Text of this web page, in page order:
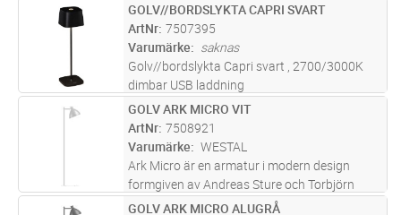
ST Lägg i kundvagn
GOLV//BORDSLYKTA CAPRI SVART
ArtNr 7507395
Varumärke
saknas
Golv//bordslykta Capri svart , 2700/3000K
dimbar USB laddning
ST Lägg i kundvagn
GOLV ARK MICRO VIT
ArtNr 7508921
Varumärke
WESTAL
Ark Micro är en armatur i modern design
formgiven av Andreas Sture och Torbjörn
Eliasson. Tillverkad i rostfritt stål och
GOLV ARK MICRO ALUGRÅ